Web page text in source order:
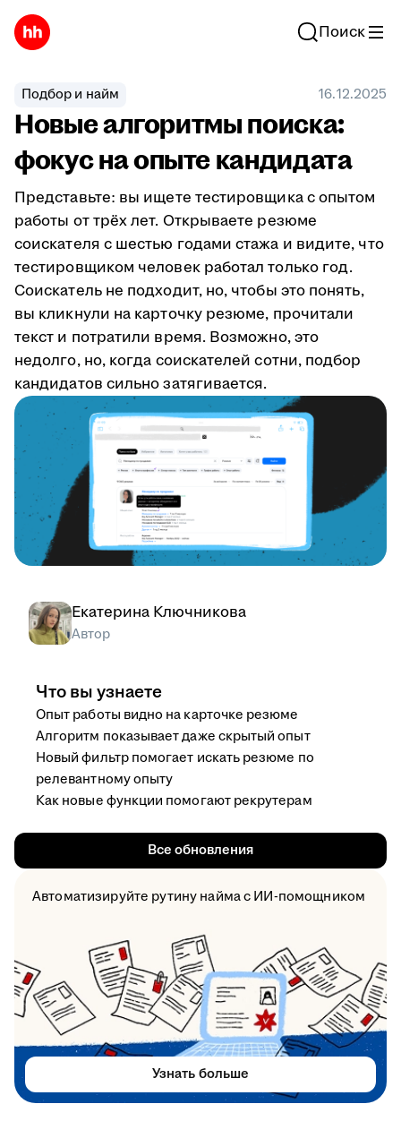
Поиск
Подбор и найм 16.12.2025
Новые алгоритмы поиска:
фокус на опыте кандидата
Представьте: вы ищете тестировщика с опытом
работы от трёх лет. Открываете резюме
соискателя с шестью годами стажа и видите, что
тестировщиком человек работал только год.
Соискатель не подходит, но, чтобы это понять,
вы кликнули на карточку резюме, прочитали
текст и потратили время. Возможно, это
недолго, но, когда соискателей сотни, подбор
кандидатов сильно затягивается.
Екатерина Ключникова
Автор
Что вы узнаете
Опыт работы видно на карточке резюме
Алгоритм показывает даже скрытый опыт
Новый фильтр помогает искать резюме по
релевантному опыту
Как новые функции помогают рекрутерам
Все обновления
Автоматизируйте рутину найма с ИИ-помощником
Узнать больше